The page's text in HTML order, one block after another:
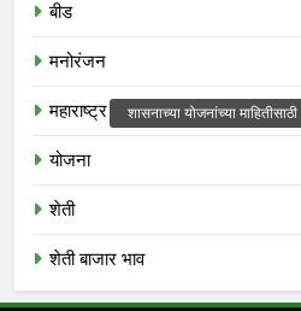
बीड
मनोरंजन
महाराष्ट्र
योजना
शेती
शेती बाजार भाव